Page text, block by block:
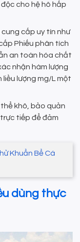
cho hệ hô hấp
cung cấp uy tín như
Phiếu phân tích
an toàn hóa chất
nhận hàm lượng
lượng mg/L một
khô, bảo quản
tiếp để đảm
Khuẩn Bể Cá
dùng thực